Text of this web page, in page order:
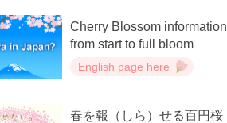
Cherry Blossom information
from start to full bloom
English page here
春を報（しら）せる百円桜